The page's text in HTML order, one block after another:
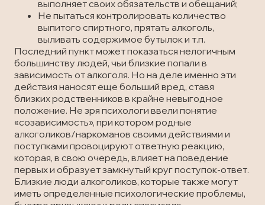
выполняет своих обязательств и обещаний;
Не пытаться контролировать количество
выпитого спиртного, прятать алкоголь,
выливать содержимое бутылок и т.п.
Последний пункт может показаться нелогичным
большинству людей, чьи близкие попали в
зависимость от алкоголя. Но на деле именно эти
действия наносят еще больший вред, ставя
близких родственников в крайне невыгодное
положение. Не зря психологи ввели понятие
«созависимость», при котором родные
алкоголиков/наркоманов своими действиями и
поступками провоцируют ответную реакцию,
которая, в свою очередь, влияет на поведение
первых и образует замкнутый круг поступок-ответ.
Близкие люди алкоголиков, которые также могут
иметь определенные психологические проблемы,